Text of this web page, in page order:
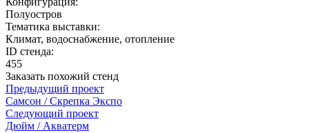
Полуостров
Тематика выставки:
Климат, водоснабжение, отопление
ID стенда:
455
Заказать похожий стенд
Предыдущий проект
Самсон / Скрепка Экспо
Следующий проект
Дюйм / Акватерм